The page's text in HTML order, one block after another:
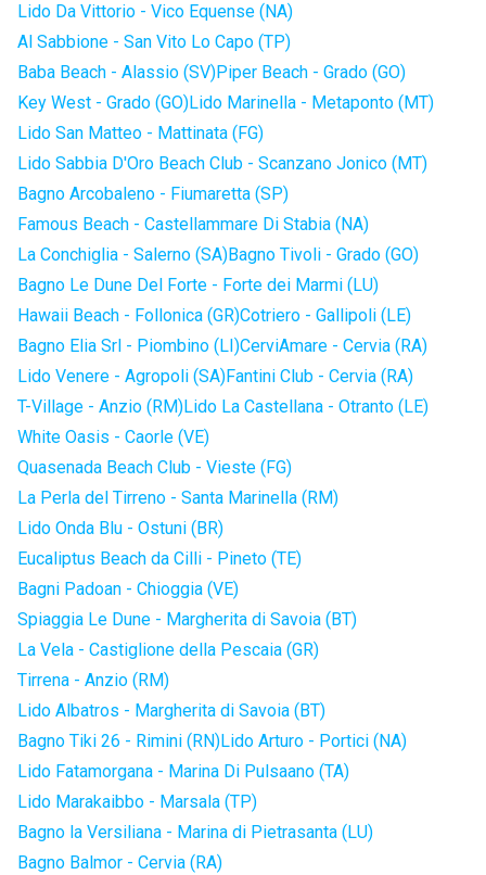
Lido Da Vittorio - Vico Equense (NA)
Al Sabbione - San Vito Lo Capo (TP)
Baba Beach - Alassio (SV)Piper Beach - Grado (GO)
Key West - Grado (GO)Lido Marinella - Metaponto (MT)
Lido San Matteo - Mattinata (FG)
Lido Sabbia D'Oro Beach Club - Scanzano Jonico (MT)
Bagno Arcobaleno - Fiumaretta (SP)
Famous Beach - Castellammare Di Stabia (NA)
La Conchiglia - Salerno (SA)Bagno Tivoli - Grado (GO)
Bagno Le Dune Del Forte - Forte dei Marmi (LU)
Hawaii Beach - Follonica (GR)Cotriero - Gallipoli (LE)
Bagno Elia Srl - Piombino (LI)CerviAmare - Cervia (RA)
Lido Venere - Agropoli (SA)Fantini Club - Cervia (RA)
T-Village - Anzio (RM)Lido La Castellana - Otranto (LE)
White Oasis - Caorle (VE)
Quasenada Beach Club - Vieste (FG)
La Perla del Tirreno - Santa Marinella (RM)
Lido Onda Blu - Ostuni (BR)
Eucaliptus Beach da Cilli - Pineto (TE)
Bagni Padoan - Chioggia (VE)
Spiaggia Le Dune - Margherita di Savoia (BT)
La Vela - Castiglione della Pescaia (GR)
Tirrena - Anzio (RM)
Lido Albatros - Margherita di Savoia (BT)
Bagno Tiki 26 - Rimini (RN)Lido Arturo - Portici (NA)
Lido Fatamorgana - Marina Di Pulsaano (TA)
Lido Marakaibbo - Marsala (TP)
Bagno la Versiliana - Marina di Pietrasanta (LU)
Bagno Balmor - Cervia (RA)